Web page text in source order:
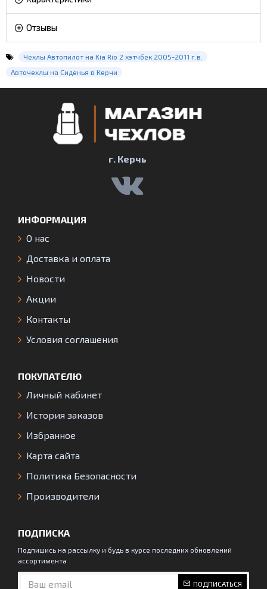
Отзывы
Чехлы Автопилот на Kia Rio 2 хэтчбек 2005-2011 г.в.
Авточехлы на Сиденья в Керчи
г. Керчь
ИНФОРМАЦИЯ
О нас
Доставка и оплата
Новости
Акции
Контакты
Условия соглашения
ПОКУПАТЕЛЮ
Личный кабинет
История заказов
Избранное
Карта сайта
Политика Безопасности
Производители
ПОДПИСКА
Подпишись на рассылку и будь в курсе последних обновлений
ассортимента
ПОДПИСАТЬСЯ